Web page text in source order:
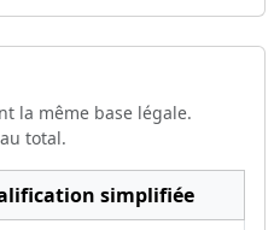
la même base légale.
total.
simplifiée